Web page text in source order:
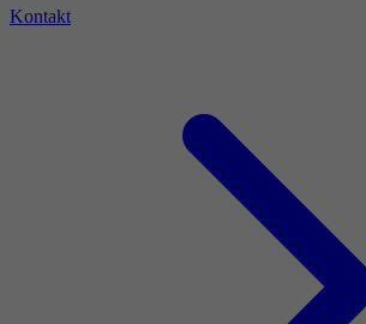
Kontakt